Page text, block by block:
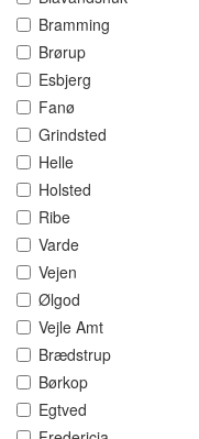
Bramming
Brørup
Esbjerg
Fanø
Grindsted
Helle
Holsted
Ribe
Varde
Vejen
Ølgod
Vejle Amt
Brædstrup
Børkop
Egtved